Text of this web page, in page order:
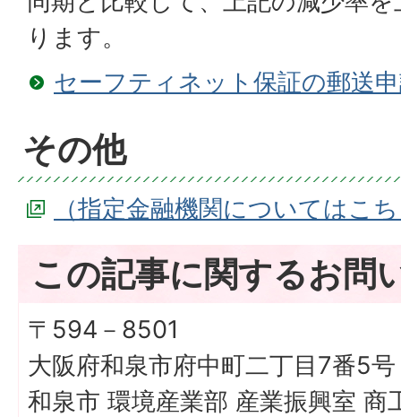
ります。
セーフティネット保証の郵送
その他
（指定金融機関についてはこ
この記事に関するお問
〒594－8501
大阪府和泉市府中町二丁目7番5号
和泉市 環境産業部 産業振興室 商